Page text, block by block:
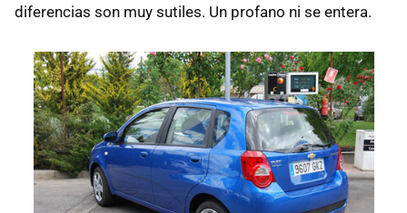
diferencias son muy sutiles. Un profano ni se entera.